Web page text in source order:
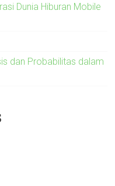
Dunia Hiburan Mobile
dan Probabilitas dalam